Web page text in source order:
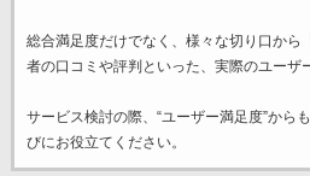
総合満足度だけでなく、様々な切り口から「
者の口コミや評判といった、実際のユーザ
サービス検討の際、“ユーザー満足度”から
びにお役立てください。